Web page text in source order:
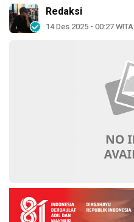
Redaksi
14 Des 2025 - 00:27 WITA